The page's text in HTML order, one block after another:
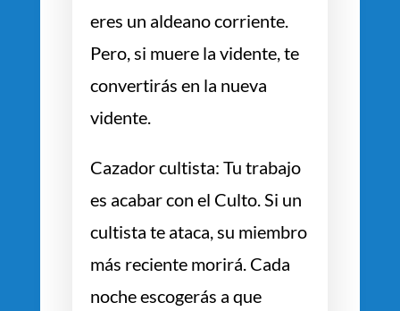
eres un aldeano corriente.
Pero, si muere la vidente, te
convertirás en la nueva
vidente.
Cazador cultista: Tu trabajo
es acabar con el Culto. Si un
cultista te ataca, su miembro
más reciente morirá. Cada
noche escogerás a que